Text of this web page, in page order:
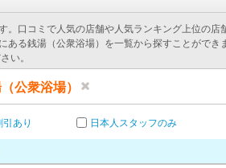
。口コミで人気の店舗や人気ランキング上位の店
る銭湯（公衆浴場）を一覧から探すことができ
い。
公衆浴場）
あり 日本人スタッフのみ